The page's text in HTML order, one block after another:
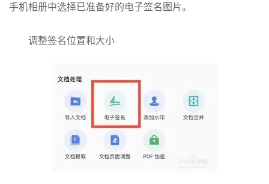
手机相册中选择已准备好的电子签名图片。
调整签名位置和大小